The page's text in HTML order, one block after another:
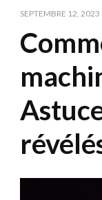
SEPTEMBRE 12, 2023